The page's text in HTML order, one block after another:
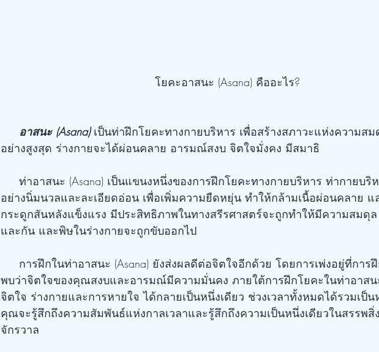
โยคะอาสนะ (Asana) คืออะไร?
อาสนะ (Asana) เป็นท่าฝึกโยคะทางกายบริหาร เพื่อสร้างสภาวะแห่งความส
อย่างสูงสุด ร่างกายจะได้ผ่อนคลาย อารมณ์สงบ จิตใจมั่งคง มีสมาธิ
อย่างนิ่มนวลและละเอียดอ่อน เพื่อเพิ่มความยืดหยุ่น ทำให้กล้ามเนื้อผ่อนคลาย แ
กระดูกสันหลังแข็งแรง มีประสิทธิภาพในทางสรีรศาสตร์จะถูกทำให้มีความสมดุ
และกัน และพิษในร่างกายจะถูกขับออกไป
พบว่าจิตใจของคุณสงบและอารมณ์มีความมั่นคง ภายใต้การฝึกโยคะในท่าอาสน
จิตใจ ร่างกายและการหายใจ ได้กลายเป็นหนึ่งเดียว ช่วงเวลาทั้งหมดได้รวมเป็
คุณจะรู้สึกถึงความสัมพันธ์แห่งกาลเวลาและรู้สึกถึงความเป็นหนึ่งเดียวในสรรพสิ่
จักรวาล